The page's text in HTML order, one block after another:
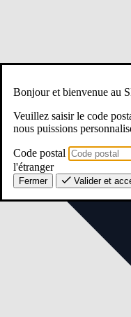
Bonjour et bienvenue au
Veuillez saisir le code
nous puissions
Code postal
l'étranger
Fermer Valider et